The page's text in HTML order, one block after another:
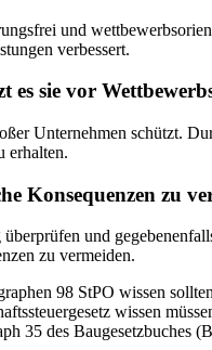
und
verbessert.
sie vor
Unternehmen schützt.
erhalten.
Konsequenzen zu
und
zu vermeiden.
98 StPO wissen sollten
wissen
35 des Baugesetzbuches